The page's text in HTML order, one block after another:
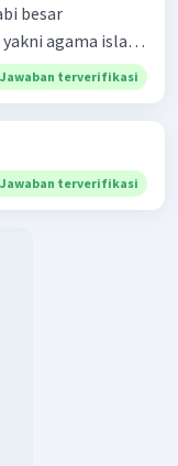
besar
agama islam,
ke dalam
yang
luas. Karena
menolong,
Jawaban terverifikasi
Jawaban terverifikasi